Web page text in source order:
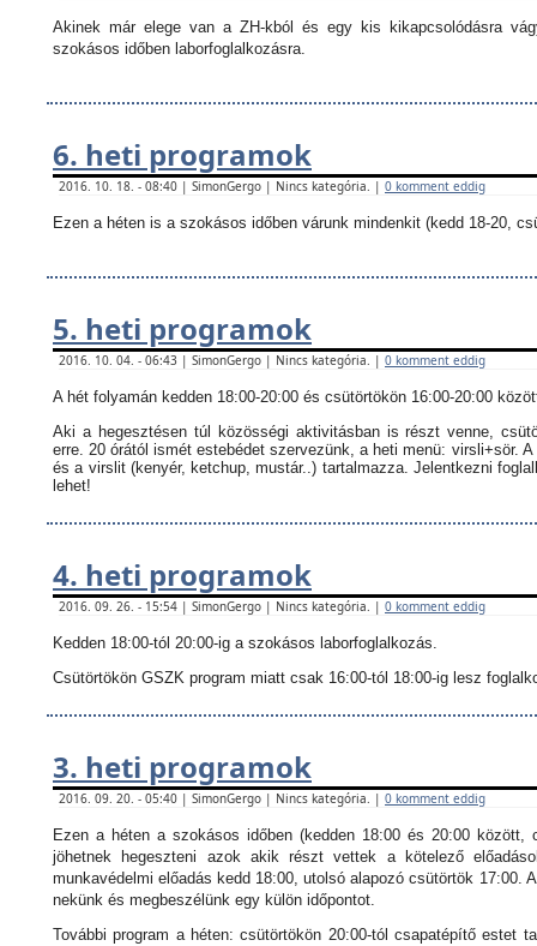
Akinek már elege van a ZH-kból és egy kis kikapcsolódásra
szokásos időben laborfoglalkozásra.
6. heti programok
2016. 10. 18. - 08:40 | SimonGergo | Nincs kategória. | 0 komment eddig
Ezen a héten is a szokásos időben várunk mindenkit (kedd 18-20,
5. heti programok
2016. 10. 04. - 06:43 | SimonGergo | Nincs kategória. | 0 komment eddig
A hét folyamán kedden 18:00-20:00 és csütörtökön 16:00-20:00
Aki a hegesztésen túl közösségi aktivitásban is részt venne,
erre. 20 órától ismét estebédet szervezünk, a heti menü: virsli+sör.
és a virslit (kenyér, ketchup, mustár..) tartalmazza. Jelentkezni
lehet!
4. heti programok
2016. 09. 26. - 15:54 | SimonGergo | Nincs kategória. | 0 komment eddig
Kedden 18:00-tól 20:00-ig a szokásos laborfoglalkozás.
Csütörtökön GSZK program miatt csak 16:00-tól 18:00-ig lesz
3. heti programok
2016. 09. 20. - 05:40 | SimonGergo | Nincs kategória. | 0 komment eddig
Ezen a héten a szokásos időben (kedden 18:00 és 20:00 között,
jöhetnek hegeszteni azok akik részt vettek a kötelező
munkavédelmi előadás kedd 18:00, utolsó alapozó csütörtök 17:00.
nekünk és megbeszélünk egy külön időpontot.
További program a héten: csütörtökön 20:00-tól csapatépítő estet